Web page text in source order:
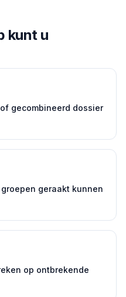
kunt u
gecombineerd dossier
geraakt kunnen
op ontbrekende